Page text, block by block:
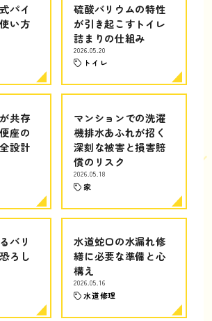
パイ
い方
硫酸バリウムの特性
が引き起こすトイレ
詰まりの仕組み
2026.05.20
トイレ
共存
座の
設計
マンションでの洗濯
機排水あふれが招く
深刻な被害と損害賠
償のリスク
2026.05.18
家
バリ
ろし
水道蛇口の水漏れ修
繕に必要な準備と心
構え
2026.05.16
水道修理